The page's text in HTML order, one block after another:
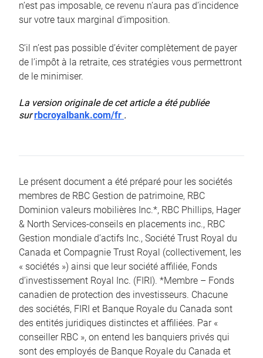
n’est pas imposable, ce revenu n’aura pas d’incidence
sur votre taux marginal d’imposition.
S’il n’est pas possible d’éviter complètement de payer
de l’impôt à la retraite, ces stratégies vous permettront
de le minimiser.
La version originale de cet article a été publiée
surrbcroyalbank.com/fr .
Le présent document a été préparé pour les sociétés
membres de RBC Gestion de patrimoine, RBC
Dominion valeurs mobilières Inc.*, RBC Phillips, Hager
& North Services-conseils en placements inc., RBC
Gestion mondiale d’actifs Inc., Société Trust Royal du
Canada et Compagnie Trust Royal (collectivement, les
« sociétés ») ainsi que leur société affiliée, Fonds
d’investissement Royal Inc. (FIRI). *Membre – Fonds
canadien de protection des investisseurs. Chacune
des sociétés, FIRI et Banque Royale du Canada sont
des entités juridiques distinctes et affiliées. Par «
conseiller RBC », on entend les banquiers privés qui
sont des employés de Banque Royale du Canada et